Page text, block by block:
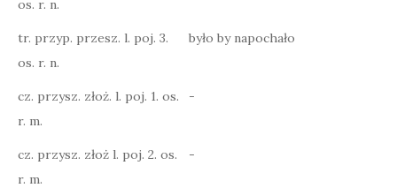
os. r. n.
tr. przyp. przesz. l. poj. 3.
os. r. n.
było by napochało
cz. przysz. złoż. l. poj. 1. os.
r. m.
-
cz. przysz. złoż l. poj. 2. os.
r. m.
-